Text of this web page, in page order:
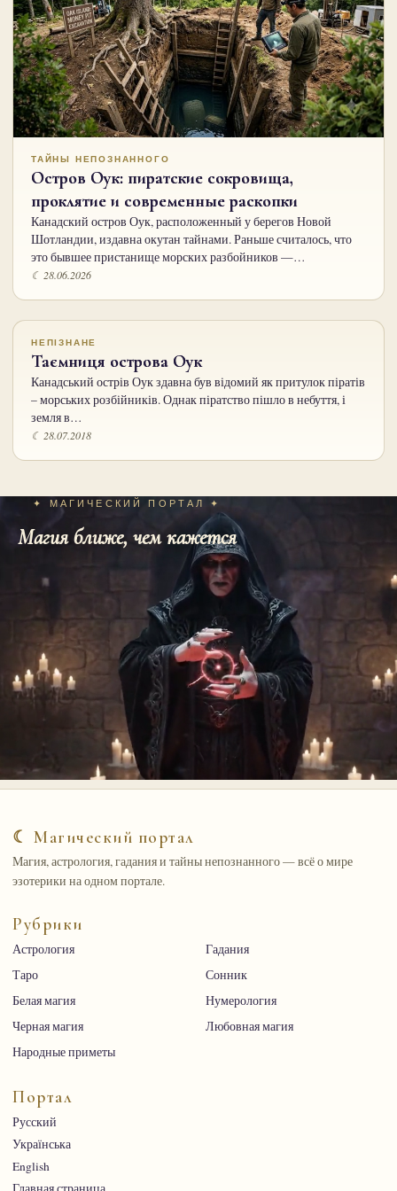
ТАЙНЫ НЕПОЗНАННОГО
Остров Оук: пиратские сокровища,
проклятие и современные раскопки
Канадский остров Оук, расположенный у берегов Новой
Шотландии, издавна окутан тайнами. Раньше считалось, что
это бывшее пристанище морских разбойников —…
☾ 28.06.2026
НЕПІЗНАНЕ
Таємниця острова Оук
Канадський острів Оук здавна був відомий як притулок піратів
– морських розбійників. Однак піратство пішло в небуття, і
земля в…
☾ 28.07.2018
✦ МАГИЧЕСКИЙ ПОРТАЛ ✦
Магия ближе, чем кажется
☾ Магический портал
Магия, астрология, гадания и тайны непознанного — всё о мире
эзотерики на одном портале.
Рубрики
Астрология
Гадания
Таро
Сонник
Белая магия
Нумерология
Черная магия
Любовная магия
Народные приметы
Портал
Русский
Українська
English